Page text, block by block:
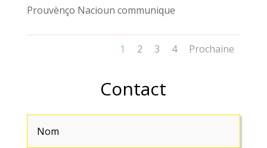
Prouvènço Nacioun communique
1 2 3 4 Prochaine
Contact